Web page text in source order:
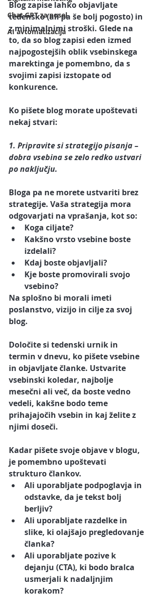
Chat GPT za posel
AI avtomatizacija
Blog zapise lahko objavljate
tedensko (ali pa še bolj pogosto) in
z minimalnimi stroški. Glede na
to, da so blog zapisi eden izmed
najpogostejših oblik vsebinskega
marektinga je pomembno, da s
svojimi zapisi izstopate od
konkurence.
Ko pišete blog morate upoštevati
nekaj stvari:
1. Pripravite si strategijo pisanja –
dobra vsebina se zelo redko ustvari
po naključju.
Bloga pa ne morete ustvariti brez
strategije. Vaša strategija mora
odgovarjati na vprašanja, kot so:
Koga ciljate?
Kakšno vrsto vsebine boste
izdelali?
Kdaj boste objavljali?
Kje boste promovirali svojo
vsebino?
Na splošno bi morali imeti
poslanstvo, vizijo in cilje za svoj
blog.
Določite si tedenski urnik in
termin v dnevu, ko pišete vsebine
in objavljate članke. Ustvarite
vsebinski koledar, najbolje
mesečni ali več, da boste vedno
vedeli, kakšne bodo teme
prihajajočih vsebin in kaj želite z
njimi doseči.
Kadar pišete svoje objave v blogu,
je pomembno upoštevati
strukturo člankov.
Ali uporabljate podpoglavja in
odstavke, da je tekst bolj
berljiv?
Ali uporabljate razdelke in
slike, ki olajšajo pregledovanje
članka?
Ali uporabljate pozive k
dejanju (CTA), ki bodo bralca
usmerjali k nadaljnjim
korakom?